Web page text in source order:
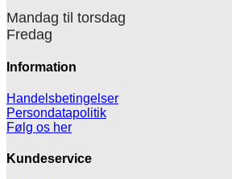
Mandag til torsdag
Fredag
Information
Handelsbetingelser
Persondatapolitik
Følg os her
Kundeservice